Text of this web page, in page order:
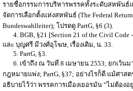
รายชื่อกรรมการบริหารพรรคทั้งระดับสหพันธ์
จัดการเลือกตั้งแห่งสหพันธ์ (The Federal
Bundeswahlleiter); โปรดดู PartG, §6 (3).
4. BGB, §21 [Section 21 of the Civil Code -
และ บุญศรี มีวงศ์อุโฆษ, เรื่องเดิม, น. 33.
5. PartG, §3.
6. เข้าถึง ณ วันที่ 8 เมษายน 2553; ยกเว้นม
กฎหมายแพ่ง; PartG, §37; อย่างไรก็ดี แม้ศาส
อธิบายไว้ว่า พรรคการเมืองเยอรมัน “ไม่ต้อ